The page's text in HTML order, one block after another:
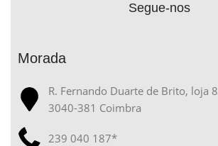
Segue-nos
Morada
R. Fernando Duarte de Brito, loja 8
3040-381 Coimbra
239 040 187*